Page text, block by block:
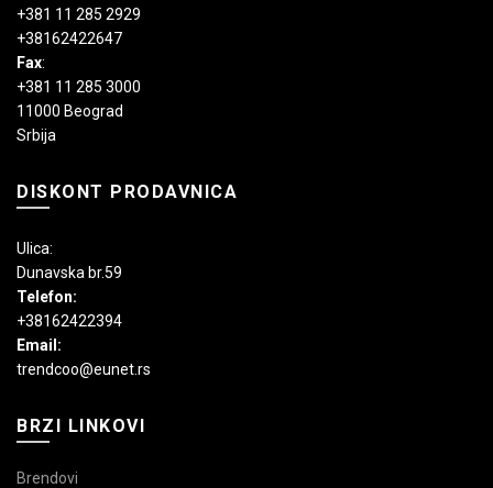
+381 11 285 2929
+38162422647
Fax:
+381 11 285 3000
11000 Beograd
Srbija
DISKONT PRODAVNICA
Ulica:
Dunavska br.59
Telefon:
+38162422394
Email:
trendcoo@eunet.rs
BRZI LINKOVI
Brendovi